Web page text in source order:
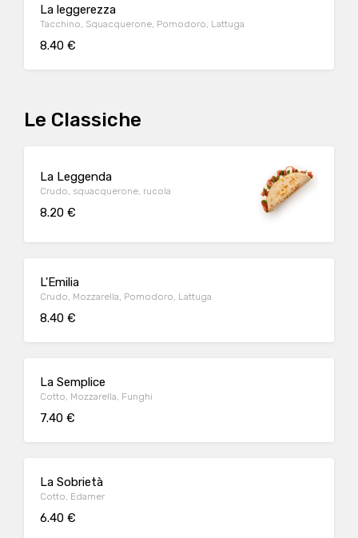
La leggerezza
Tacchino, Squacquerone, Pomodoro, Lattuga
8.40 €
Le Classiche
La Leggenda
Crudo, squacquerone, rucola
8.20 €
L'Emilia
Crudo, Mozzarella, Pomodoro, Lattuga
8.40 €
La Semplice
Cotto, Mozzarella, Funghi
7.40 €
La Sobrietà
Cotto, Edamer
6.40 €